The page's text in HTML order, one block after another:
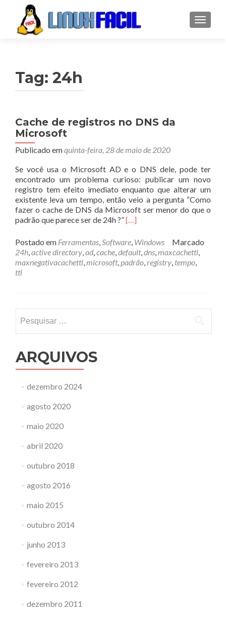
Tag: 24h
Cache de registros no DNS da
Microsoft
Publicado emquinta-feira, 28 de maio de 2020
Se você usa o Microsoft AD e o DNS dele, pode ter
encontrado um problema curioso: publicar um novo
registro tem efeito imediato enquanto que alterar um
existente leva um tempo, então veio a pergunta “Como
fazer o cache de DNS da Microsoft ser menor do que o
padrão que parece ser de 24h ?”Leia
sobreCache
de
registros
[…]
Postado em Ferramentas,Software, Windows
Marcado
24h,active directory,ad,cache,default,dns,maxcachettl,
maxnegativacachettl,microsoft,padrão,registry, tempo,
ttl
por:
ARQUIVOS
dezembro 2024
agosto 2020
maio 2020
abril 2020
outubro 2018
agosto 2016
maio 2015
outubro 2014
junho 2013
fevereiro 2013
fevereiro 2012
dezembro 2011